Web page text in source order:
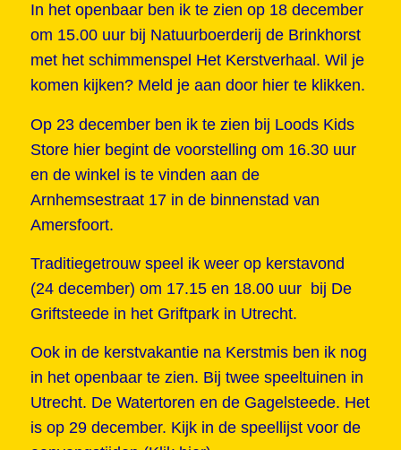
In het openbaar ben ik te zien op 18 december
om 15.00 uur bij Natuurboerderij de Brinkhorst
met het schimmenspel Het Kerstverhaal. Wil je
komen kijken? Meld je aan door hier te klikken.
Op 23 december ben ik te zien bij Loods Kids
Store hier begint de voorstelling om 16.30 uur
en de winkel is te vinden aan de
Arnhemsestraat 17 in de binnenstad van
Amersfoort.
Traditiegetrouw speel ik weer op kerstavond
(24 december) om 17.15 en 18.00 uur bij De
Griftsteede in het Griftpark in Utrecht.
Ook in de kerstvakantie na Kerstmis ben ik nog
in het openbaar te zien. Bij twee speeltuinen in
Utrecht. De Watertoren en de Gagelsteede. Het
is op 29 december. Kijk in de speellijst voor de